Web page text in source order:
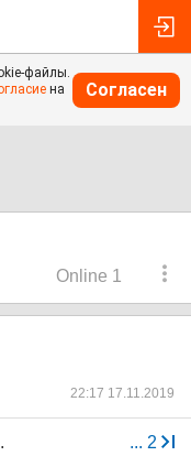
файлы.
на
Согласен
Online 1
22:17 17.11.2019
... 2